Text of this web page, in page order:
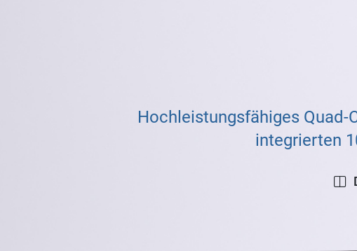
Hochleistungsfähiges
integrierten